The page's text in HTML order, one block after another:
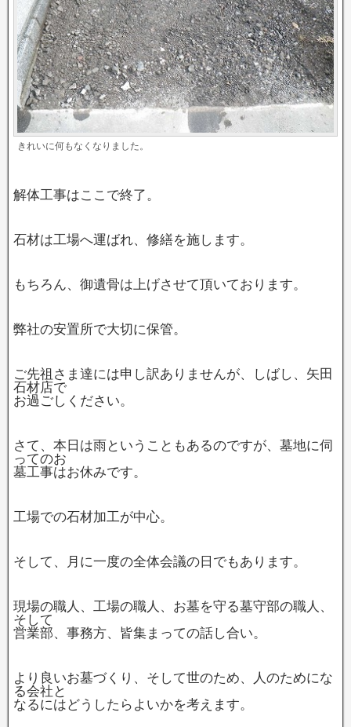
きれいに何もなくなりました。
解体工事はここで終了。
石材は工場へ運ばれ、修繕を施します。
もちろん、御遺骨は上げさせて頂いております。
弊社の安置所で大切に保管。
ご先祖さま達には申し訳ありませんが、しばし、矢田
石材店で
お過ごしください。
さて、本日は雨ということもあるのですが、墓地に伺
ってのお
墓工事はお休みです。
工場での石材加工が中心。
そして、月に一度の全体会議の日でもあります。
現場の職人、工場の職人、お墓を守る墓守部の職人、
そして
営業部、事務方、皆集まっての話し合い。
より良いお墓づくり、そして世のため、人のためにな
る会社と
なるにはどうしたらよいかを考えます。